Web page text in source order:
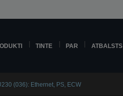
TINTE PAR ATBALSTS
(036): Ethernet, PS, ECW